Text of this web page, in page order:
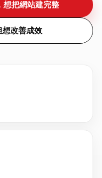
把網站建完整
想改善成效